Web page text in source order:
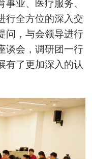
业、医疗服务、
行全方位的深入交
问，与会领导进行
谈会，调研团一行
有了更加深入的认